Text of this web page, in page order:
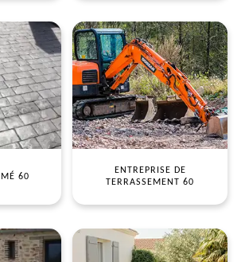
60
ENTREPRISE DE
TERRASSEMENT 60